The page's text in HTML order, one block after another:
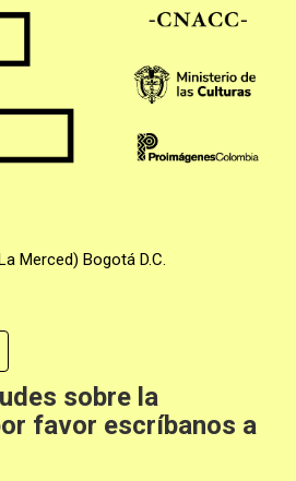
Merced) Bogotá D.C.
sobre la
favor escríbanos a